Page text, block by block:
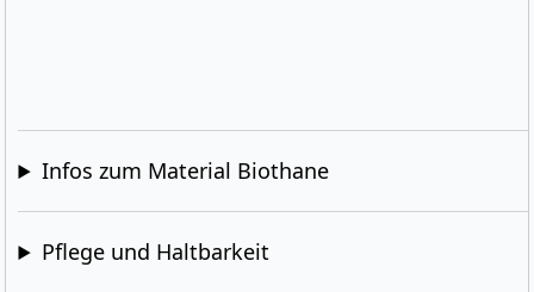
Infos zum Material Biothane
Pflege und Haltbarkeit